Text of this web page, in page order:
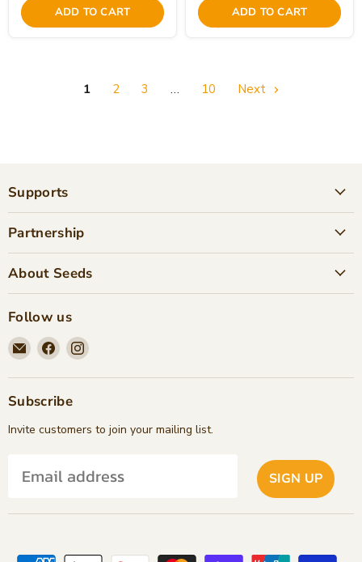
ADD TO CART ADD TO CART
1 2 3 … 10 Next
Supports
Partnership
About Seeds
Follow us
Email
Seeds
Children's
Bookstore
Find
us
on
Facebook
Find
on
Subscribe
Invite customers to join your mailing list.
SIGN UP